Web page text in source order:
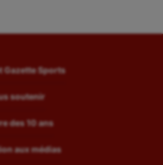
Gazette Sports
soutenir
des 10 ans
aux médias